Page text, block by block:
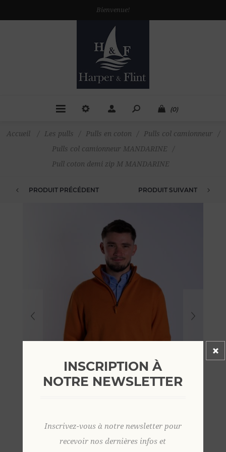
Bienvenue!
(0)
Accueil / Les pulls / Pulls en coton / Pulls col camionneur
/
Pulls col camionneur MANDARINE
/
Pull coton demi zip M MANDARINE
PRODUIT PRÉCÉDENT PRODUIT SUIVANT
INSCRIPTION À
NOTRE NEWSLETTER
Inscrivez-vous à notre newsletter pour
recevoir nos dernières infos et